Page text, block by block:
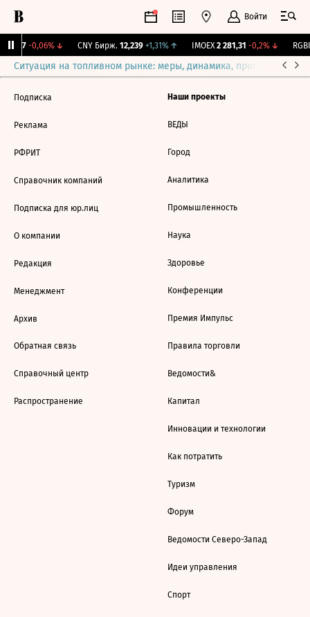
Войти
115,17 -0,06%↓ CNY Бирж. 12,239 +1,31%↑ IMOEX 2 281,31 -0,2%↓
Ситуация на топливном рынке: меры, динамика, прогнозы
Подписка
Реклама
РФРИТ
Справочник компаний
Подписка для юр.лиц
О компании
Редакция
Менеджмент
Архив
Обратная связь
Справочный центр
Распространение
Наши проекты
ВЕДЫ
Город
Аналитика
Промышленность
Наука
Здоровье
Конференции
Премия Импульс
Правила торговли
Ведомости&
Капитал
Инновации и технологии
Как потратить
Туризм
Форум
Ведомости Северо-Запад
Идеи управления
Спорт